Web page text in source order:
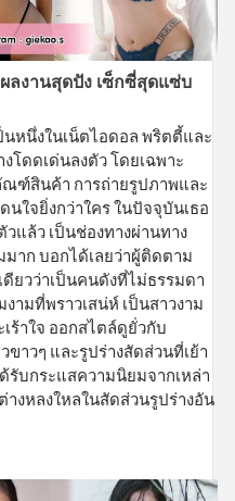
ลงานสุดปัง เซ็กซี่สุดแซ่บ
นหนึ่งในเน็ตไอดอล พริตตี้และ
โดดเด่นลงตัว โดยเฉพาะ
ณฑ์สินค้า การถ่ายรูปภาพและ
นใจยิ่งกว่าใคร ในปัจจุบันเธอ
แล้ว เป็นช่องทางผ่านทาง
มาก บอกได้เลยว่าผู้ติดตาม
ดียวว่าเป็นคนดังที่ไม่ธรรมดา
ามที่พราวเสน่ห์ เป็นสาวงาม
ร้าใจ ออกสไตล์ดูยั่วกับ
ขาวๆ และรูปร่างสัดส่วนที่เย้า
รับกระแสความนิยมจากเหล่า
งหลงใหลในสัดส่วนรูปร่างอัน